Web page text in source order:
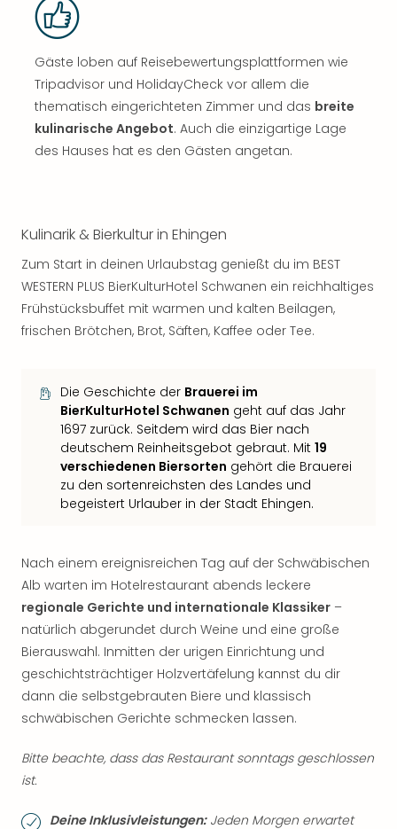
Gäste loben auf Reisebewertungsplattformen wie
Tripadvisor und HolidayCheck vor allem die
thematisch eingerichteten Zimmer und das breite
kulinarische Angebot. Auch die einzigartige Lage
des Hauses hat es den Gästen angetan.
Kulinarik & Bierkultur in Ehingen
Zum Start in deinen Urlaubstag genießt du im BEST
WESTERN PLUS BierKulturHotel Schwanen ein reichhaltiges
Frühstücksbuffet mit warmen und kalten Beilagen,
frischen Brötchen, Brot, Säften, Kaffee oder Tee.
Die Geschichte der Brauerei im
BierKulturHotel Schwanen geht auf das Jahr
1697 zurück. Seitdem wird das Bier nach
deutschem Reinheitsgebot gebraut. Mit 19
verschiedenen Biersorten gehört die Brauerei
zu den sortenreichsten des Landes und
begeistert Urlauber in der Stadt Ehingen.
Nach einem ereignisreichen Tag auf der Schwäbischen
Alb warten im Hotelrestaurant abends leckere
regionale Gerichte und internationale Klassiker –
natürlich abgerundet durch Weine und eine große
Bierauswahl. Inmitten der urigen Einrichtung und
geschichtsträchtiger Holzvertäfelung kannst du dir
dann die selbstgebrauten Biere und klassisch
schwäbischen Gerichte schmecken lassen.
Bitte beachte, dass das Restaurant sonntags geschlossen
ist.
Deine Inklusivleistungen:Jeden Morgen erwartet